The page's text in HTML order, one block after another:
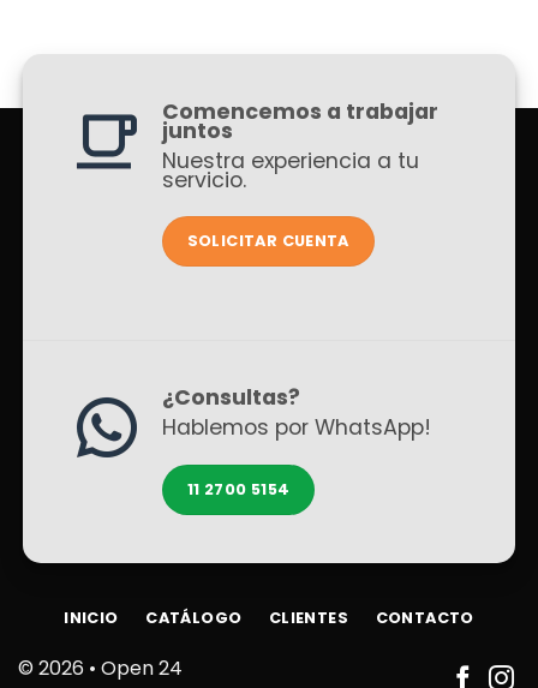
Comencemos a trabajar
juntos
Nuestra experiencia a tu
servicio.
SOLICITAR CUENTA
¿Consultas?
Hablemos por WhatsApp!
11 2700 5154
© 2026 • Open 24
INICIO CATÁLOGO CLIENTES CONTACTO